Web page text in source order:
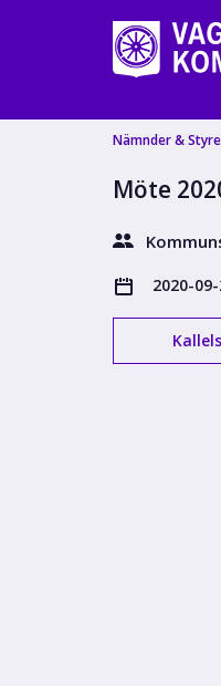
Nämnder &
Möte
2020-